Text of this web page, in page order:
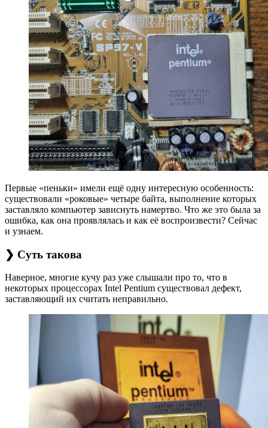
Первые «пеньки» имели ещё одну интересную особенность:
существовали «роковые» четыре байта, выполнение которых
заставляло компьютер зависнуть намертво. Что же это была за
ошибка, как она проявлялась и как её воспроизвести? Сейчас
и узнаем.
❯ Суть такова
Наверное, многие кучу раз уже слышали про то, что в
некоторых процессорах Intel Pentium существовал дефект,
заставляющий их считать неправильно.